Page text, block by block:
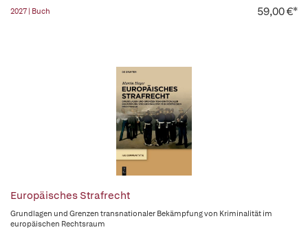
2027 | Buch 59,00 €*
Europäisches Strafrecht
Grundlagen und Grenzen transnationaler Bekämpfung von Kriminalität im
europäischen Rechtsraum